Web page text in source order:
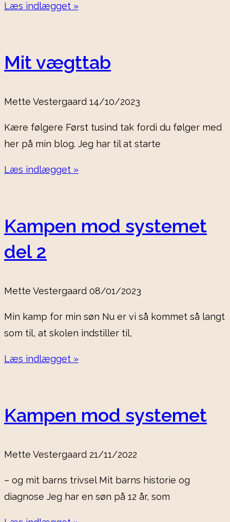
Læs indlægget »
Mit vægttab
Mette Vestergaard 14/10/2023
Kære følgere Først tusind tak fordi du følger med
her på min blog. Jeg har til at starte
Læs indlægget »
Kampen mod systemet
del 2
Mette Vestergaard 08/01/2023
Min kamp for min søn Nu er vi så kommet så langt
som til, at skolen indstiller til,
Læs indlægget »
Kampen mod systemet
Mette Vestergaard 21/11/2022
– og mit barns trivsel Mit barns historie og
diagnose Jeg har en søn på 12 år, som